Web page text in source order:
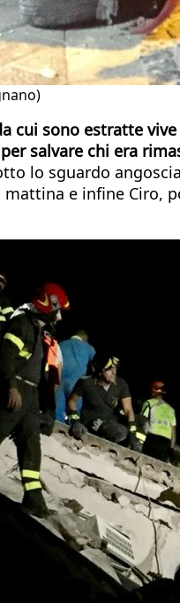
cui sono estratte
salvare chi era
lo sguardo
e infine Ciro,